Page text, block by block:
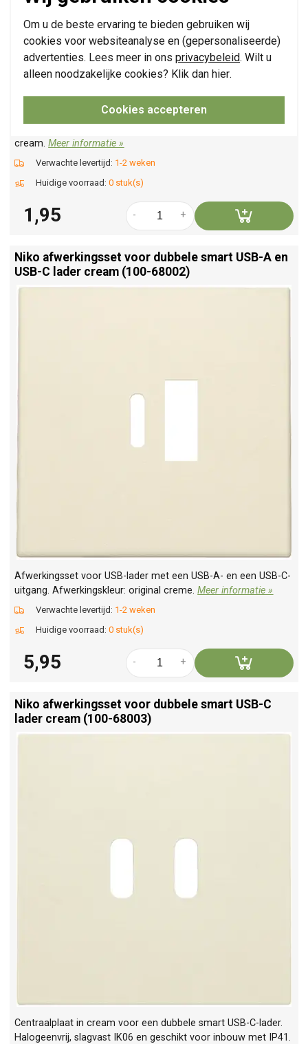
Om u de beste ervaring te bieden gebruiken wij
cookies voor websiteanalyse en (gepersonaliseerde)
advertenties. Lees meer in ons privacybeleid. Wilt u
alleen noodzakelijke cookies? Klik dan hier.
Cookies accepteren
Blindplaat met kabeluitvoer, zonder draagring. Geschikt voor
cream.Meer informatie »
Verwachte levertijd: 1-2 weken
Huidige voorraad: 0 stuk(s)
1,95 +
-
Niko afwerkingsset voor dubbele smart USB-A en
USB-C lader cream (100-68002)
Afwerkingsset voor USB-lader met een USB-A- en een USB-C-
uitgang. Afwerkingskleur: original creme.Meer informatie »
Verwachte levertijd: 1-2 weken
Huidige voorraad: 0 stuk(s)
5,95 +
-
Niko afwerkingsset voor dubbele smart USB-C
lader cream (100-68003)
Centraalplaat in cream voor een dubbele smart USB-C-lader.
Halogeenvrij, slagvast IK06 en geschikt voor inbouw met IP41.